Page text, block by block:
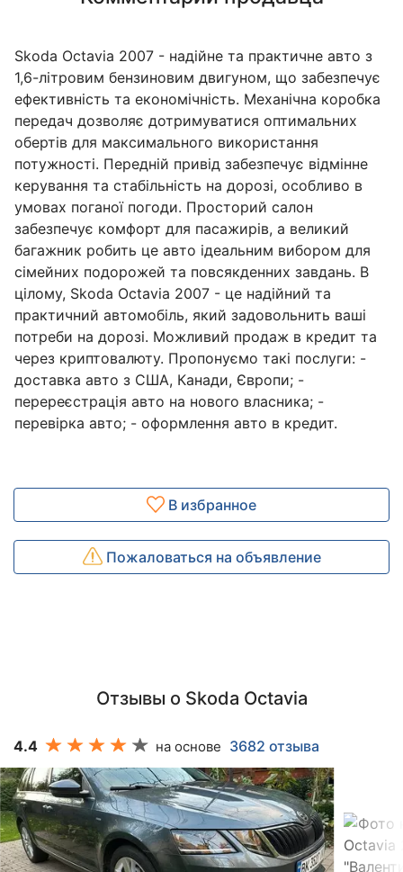
Skoda Octavia 2007 - надійне та практичне авто з
1,6-літровим бензиновим двигуном, що забезпечує
ефективність та економічність. Механічна коробка
передач дозволяє дотримуватися оптимальних
обертів для максимального використання
потужності. Передній привід забезпечує відмінне
керування та стабільність на дорозі, особливо в
умовах поганої погоди. Просторий салон
забезпечує комфорт для пасажирів, а великий
багажник робить це авто ідеальним вибором для
сімейних подорожей та повсякденних завдань. В
цілому, Skoda Octavia 2007 - це надійний та
практичний автомобіль, який задовольнить ваші
потреби на дорозі. Можливий продаж в кредит та
через криптовалюту. Пропонуємо такі послуги: -
доставка авто з США, Канади, Європи; -
перереєстрація авто на нового власника; -
перевірка авто; - оформлення авто в кредит.
В избранное
Пожаловаться на объявление
Отзывы о Skoda Octavia
4.4 на основе 3682 отзыва